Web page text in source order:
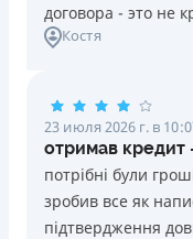
договора - это не
Костя
23 июля 2026 г. в
отримав кредит
потрібні були
зробив все як
підтвердження